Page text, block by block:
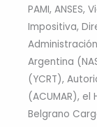
PAMI,
Impositiva,
Argentina
(YCRT),
(ACUMAR),
Belgrano